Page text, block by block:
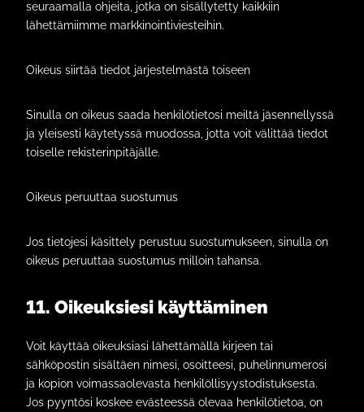
seuraamalla ohjeita, jotka on sisällytetty kaikkiin
lähettämiimme markkinointiviesteihin.
Oikeus siirtää tiedot järjestelmästä toiseen
Sinulla on oikeus saada henkilötietosi meiltä jäsennellyssä
ja yleisesti käytetyssä muodossa, jotta voit välittää tiedot
toiselle rekisterinpitäjälle.
Oikeus peruuttaa suostumus
Jos tietojesi käsittely perustuu suostumukseen, sinulla on
oikeus peruuttaa suostumus milloin tahansa.
11. Oikeuksiesi käyttäminen
Voit käyttää oikeuksiasi lähettämällä kirjeen tai
sähköpostin sisältäen nimesi, osoitteesi, puhelinnumerosi
ja kopion voimassaolevasta henkilöllisyystodistuksesta.
Jos pyyntösi koskee evästeessä olevaa henkilötietoa, on